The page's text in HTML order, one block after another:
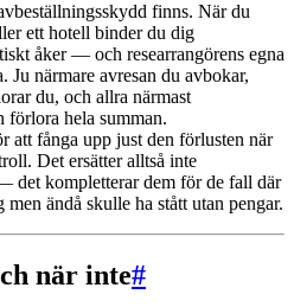
finns. När du
ett hotell binder du dig
åker — och researrangörens egna
närmare avresan du avbokar,
du, och allra närmast
förlora hela summan.
att fånga upp just den förlusten när
Det ersätter alltså inte
det kompletterar dem för de fall där
ändå skulle ha stått utan pengar.
när inte#